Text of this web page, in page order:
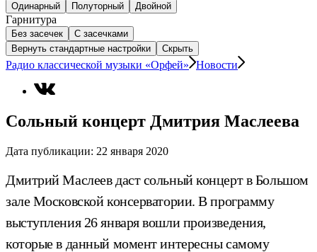
Одинарный Полуторный Двойной
Гарнитура
Без засечек
С засечками
Вернуть стандартные настройки
Скрыть
Радио классической музыки «Орфей» Новости
Сольный концерт Дмитрия Маслеева
Дата публикации: 22 января 2020
Дмитрий Маслеев даст сольный концерт в Большом
зале Московской консерватории. В программу
выступления 26 января вошли произведения,
которые в данный момент интересны самому